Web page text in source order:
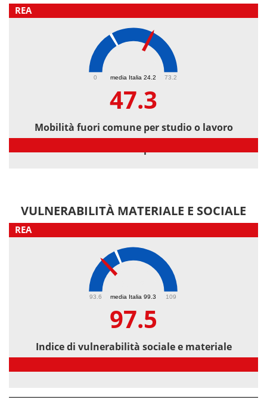
REA
media Italia 24.2
0 73.2
47.3
Mobilità fuori comune per studio o lavoro
VULNERABILITÀ MATERIALE E SOCIALE
REA
media Italia 99.3
93.6 109
97.5
Indice di vulnerabilità sociale e materiale